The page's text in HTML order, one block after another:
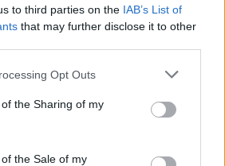
to third parties on the IAB’s List of
that may further disclose it to other
Opt Outs
the Sharing of my
the Sale of my
Compensatore
6